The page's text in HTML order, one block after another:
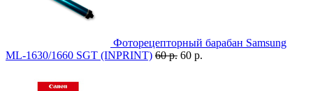
Фоторецепторный барабан Samsung
ML-1630/1660 SGT (INPRINT) 60 р. 60 р.